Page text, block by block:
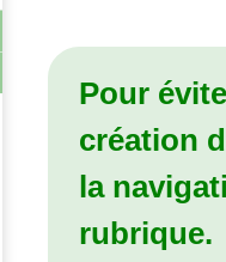
Pour
création
la
rubrique.